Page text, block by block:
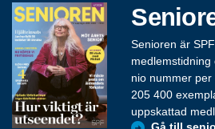
Senioren är
nio nummer
205 400
uppskattad